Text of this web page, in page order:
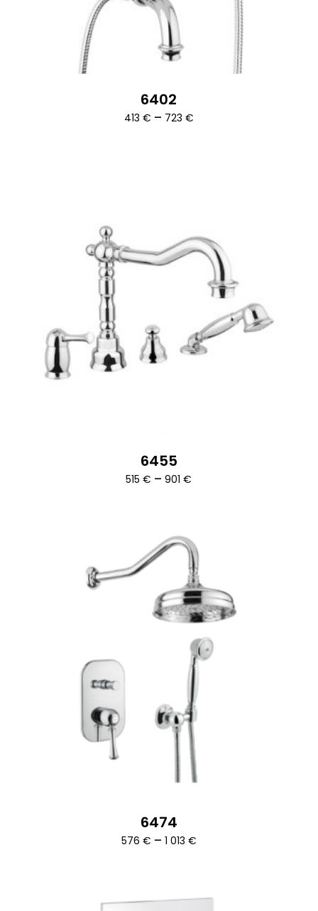
6402
413 € – 723 €Ártartomány:
6455
515€ – 901€
6474
576 € – 1 013 €Ártartomány: